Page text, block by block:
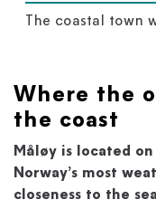
The coastal town
Where the
the coast
Måløy is located
Norway’s most
closeness to the